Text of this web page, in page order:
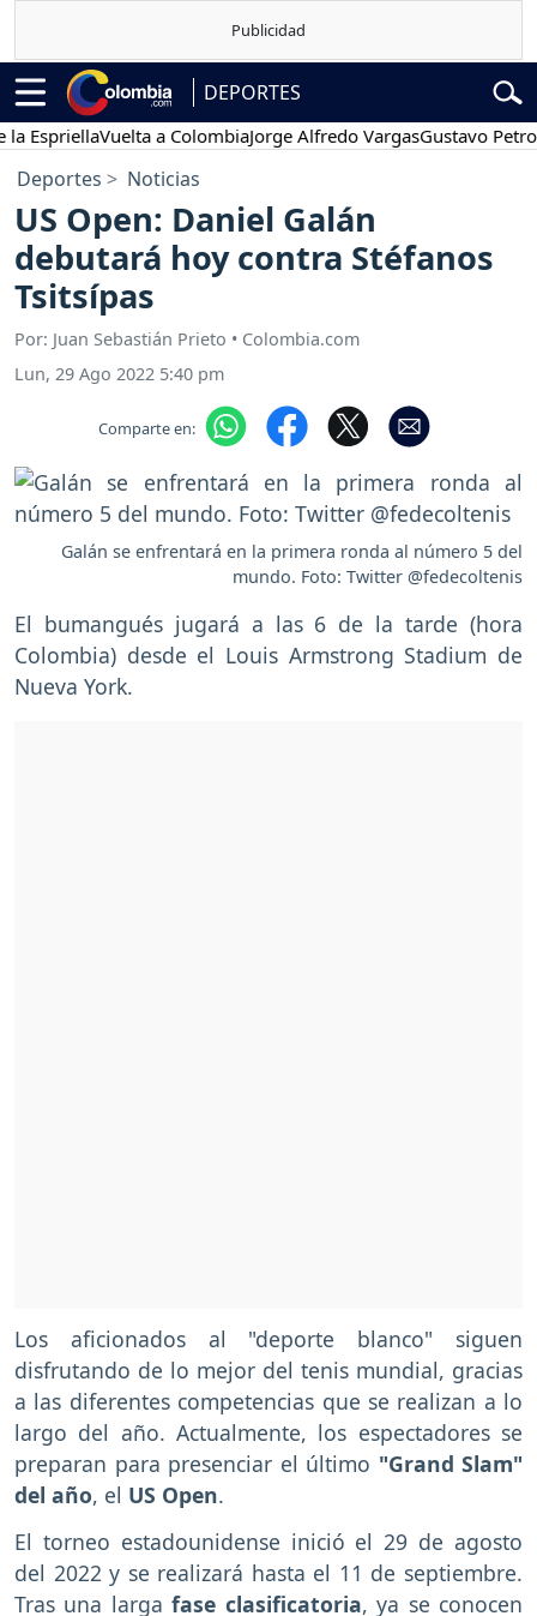
DEPORTES
Vuelta a ColombiaJorge Alfredo VargasGustavo Petro
Deportes Noticias
US Open: Daniel Galán
debutará hoy contra Stéfanos
Tsitsípas
Por: Juan Sebastián Prieto • Colombia.com
Lun, 29 Ago 2022 5:40 pm
Comparte en:
Galán se enfrentará en la primera ronda al número 5 del
mundo. Foto: Twitter @fedecoltenis
El bumangués jugará a las 6 de la tarde (hora
Colombia) desde el Louis Armstrong Stadium de
Nueva York.
Los aficionados al "deporte blanco" siguen
disfrutando de lo mejor del tenis mundial, gracias
a las diferentes competencias que se realizan a lo
largo del año. Actualmente, los espectadores se
preparan para presenciar el último "Grand Slam"
del año, el US Open.
El torneo estadounidense inició el 29 de agosto
del 2022 y se realizará hasta el 11 de septiembre.
Tras una largafase clasificatoria, ya se conocen